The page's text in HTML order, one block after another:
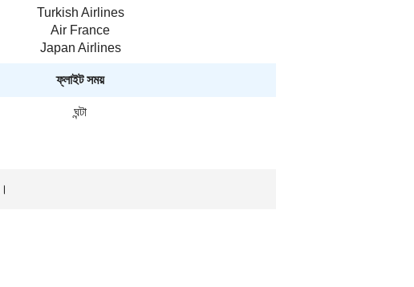
Turkish Airlines
Air France
Japan Airlines
ফ্লাইট সময়
ঘন্টা